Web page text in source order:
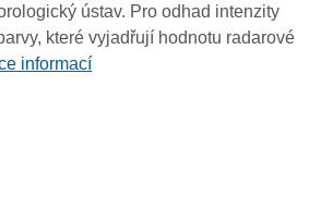
ústav. Pro odhad intenzity
které vyjadřují hodnotu radarové
informací